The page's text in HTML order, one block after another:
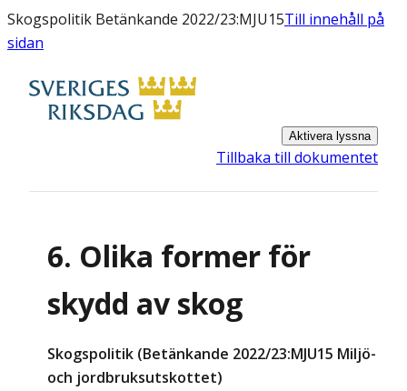
Skogspolitik Betänkande 2022/23:MJU15Till innehåll på
sidan
Aktivera lyssna
Tillbaka till dokumentet
6. Olika former för
skydd av skog
Skogspolitik (Betänkande 2022/23:MJU15 Miljö-
och jordbruksutskottet)